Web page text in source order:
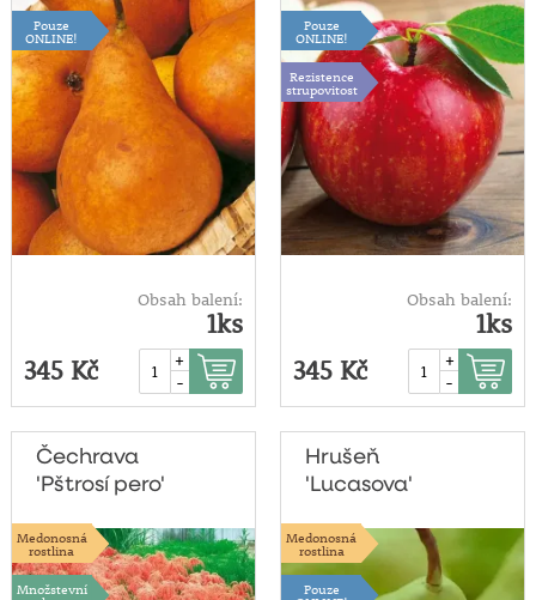
Pouze
ONLINE!
Obsah balení:
1ks
345 Kč
+
-
Pouze
ONLINE!
Rezistence
strupovitost
Obsah balení:
1ks
345 Kč
+
-
Čechrava
'Pštrosí pero'
Medonosná
rostlina
Množstevní
Hrušeň
'Lucasova'
Medonosná
rostlina
Pouze